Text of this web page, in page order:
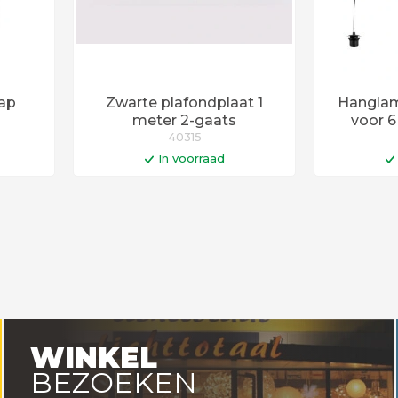
Zwarte plafondplaat 1
meter 2-gaats
40315
In voorraad
voor
WINKEL
BEZOEKEN